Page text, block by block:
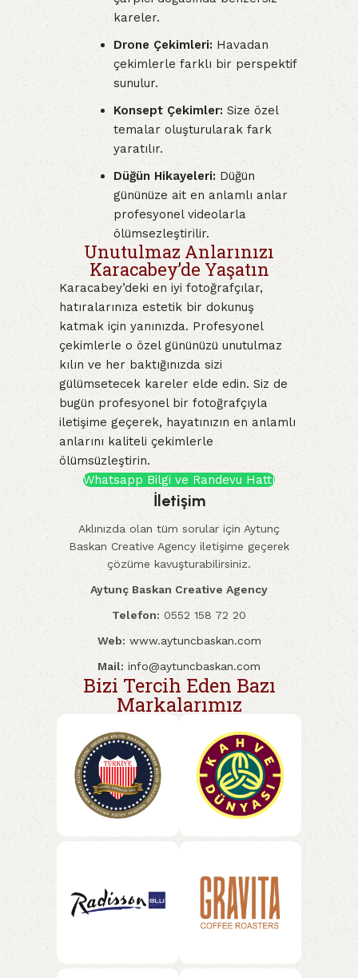
kareler.
Drone Çekimleri:Havadan
çekimlerle farklı bir perspektif
sunulur.
Konsept Çekimler: Size özel
temalar oluşturularak fark
yaratılır.
Düğün Hikayeleri: Düğün
gününüze ait en anlamlı anlar
profesyonel videolarla
ölümsezleştirilir.
Unutulmaz Anlarınızı
Karacabey’de Yaşatın
Karacabey’deki en iyi fotoğrafçılar,
hatıralarınıza estetik bir dokunuş
katmak için yanınızda. Profesyonel
çekimlerle o özel gününüzü unutulmaz
kılın ve her baktığınızda sizi
gülümsetecek kareler elde edin. Siz de
bugün profesyonel bir fotoğrafçıyla
iletişime geçerek, hayatınızın en anlamlı
anlarını kaliteli çekimlerle
ölümsüzleştirin.
Whatsapp Bilgi ve Randevu Hattı
İletişim
Aklınızda olan tüm sorular için Aytunç
Baskan Creative Agency iletişime geçerek
çözüme kavuşturabilirsiniz.
Aytunç Baskan Creative Agency
Telefon: 0552 158 72 20
Web: www.aytuncbaskan.com
Mail: info@aytuncbaskan.com
Bizi Tercih Eden Bazı
Markalarımız